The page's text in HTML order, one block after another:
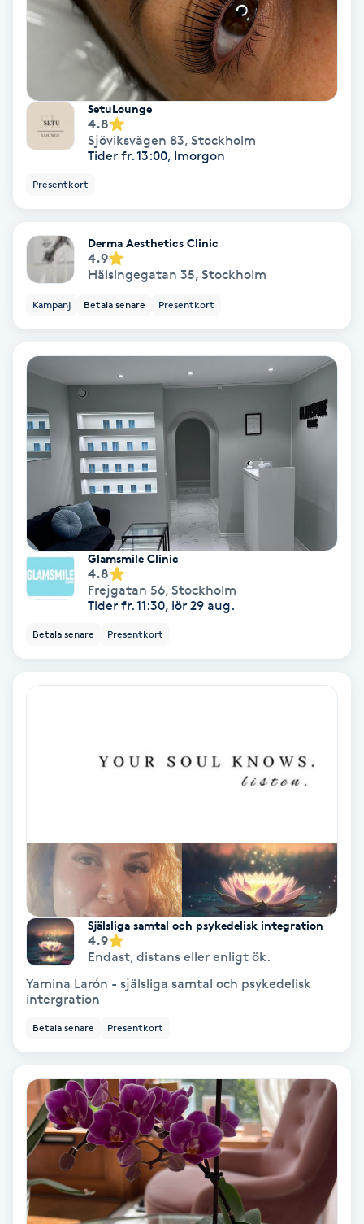
Regndroppsmassage
Reikihealing
Reiki massage
Restorative Yoga
Rosacea
Rosenmetoden
Ryggmassage
Samtalsterapi
Senioryoga
Singelfransar
Sjukgymnastik
Skäggfärgning
Skäggklippning
Skäggtrimmning
Skönhet
Slingor
Sockring
Spa
Spa manikyr & pedikyr
Spa-manikyr
SetuLounge
4.8
Sjöviksvägen 83, Stockholm
Tider fr. 13:00, Imorgon
Presentkort
Derma Aesthetics Clinic
4.9
Hälsingegatan 35, Stockholm
Kampanj Betala senare Presentkort
Glamsmile Clinic
4.8
Frejgatan 56, Stockholm
Tider fr. 11:30, lör 29 aug.
Betala senare Presentkort
Själsliga samtal och psykedelisk integration
4.9
Endast, distans eller enligt ök.
Yamina Larón - själsliga samtal och psykedelisk
intergration
Betala senare Presentkort